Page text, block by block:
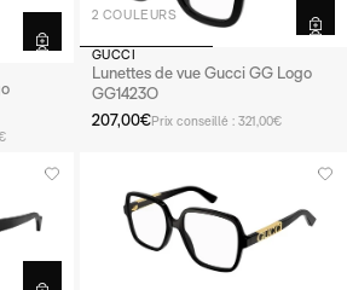
2 COULEURS
GUCCI
Lunettes de vue Gucci GG Logo
GG1423O
207,00€Prix conseillé : 321,00€